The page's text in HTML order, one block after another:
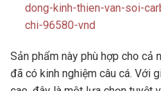
dong-kinh-thien-van-soi-
chi-96580-vnd
Sản phẩm này phù hợp cho
đã có kinh nghiệm câu cá. Với